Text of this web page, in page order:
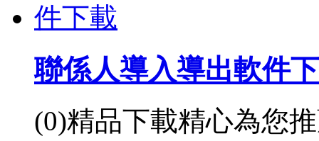
聯係人導入導出軟件
(0)精品下載精心為您